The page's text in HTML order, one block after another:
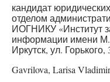
кандидат
отделом
ИОГНИКУ «Институт
информации имени М.
Иркутск, ул. Горького,
Gavrilova, Larisa